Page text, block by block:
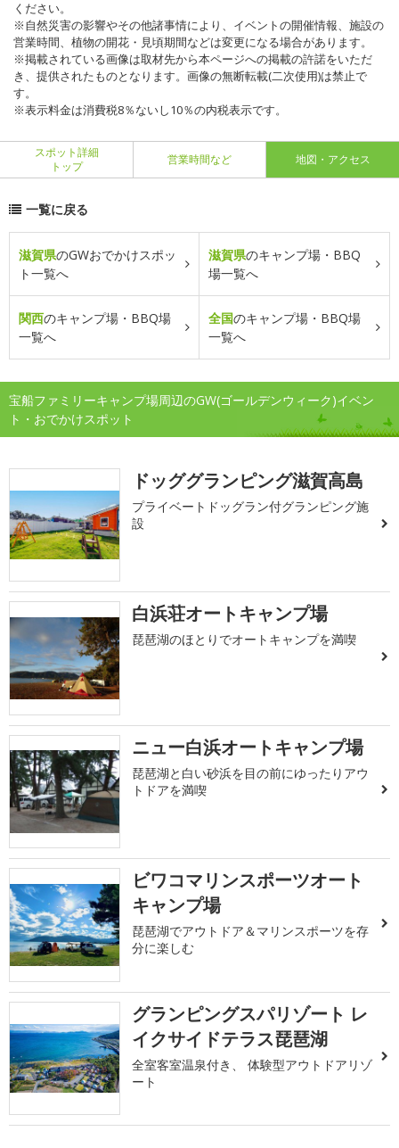
ください。
※自然災害の影響やその他諸事情により、イベントの開催情報、施設の
営業時間、植物の開花・見頃期間などは変更になる場合があります。
※掲載されている画像は取材先から本ページへの掲載の許諾をいただ
き、提供されたものとなります。画像の無断転載(二次使用)は禁止で
す。
※表示料金は消費税8％ないし10％の内税表示です。
スポット詳細
トップ
営業時間など 地図・アクセス
一覧に戻る
滋賀県のGWおでかけスポッ
ト一覧へ
滋賀県のキャンプ場・BBQ
場一覧へ
関西のキャンプ場・BBQ場
一覧へ
全国のキャンプ場・BBQ場
一覧へ
宝船ファミリーキャンプ場周辺のGW(ゴールデンウィーク)イベン
ト・おでかけスポット
ドッググランピング滋賀高島
プライベートドッグラン付グランピング施
設
白浜荘オートキャンプ場
琵琶湖のほとりでオートキャンプを満喫
ニュー白浜オートキャンプ場
琵琶湖と白い砂浜を目の前にゆったりアウ
トドアを満喫
ビワコマリンスポーツオート
キャンプ場
琵琶湖でアウトドア＆マリンスポーツを存
分に楽しむ
グランピングスパリゾート レ
イクサイドテラス琵琶湖
全室客室温泉付き、 体験型アウトドアリゾ
ート